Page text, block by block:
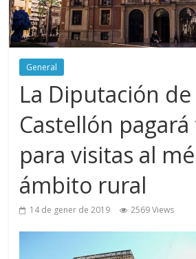
General
La Diputación de
Castellón pagará
para visitas al
ámbito rural
14 de gener de 2019 2569 Views